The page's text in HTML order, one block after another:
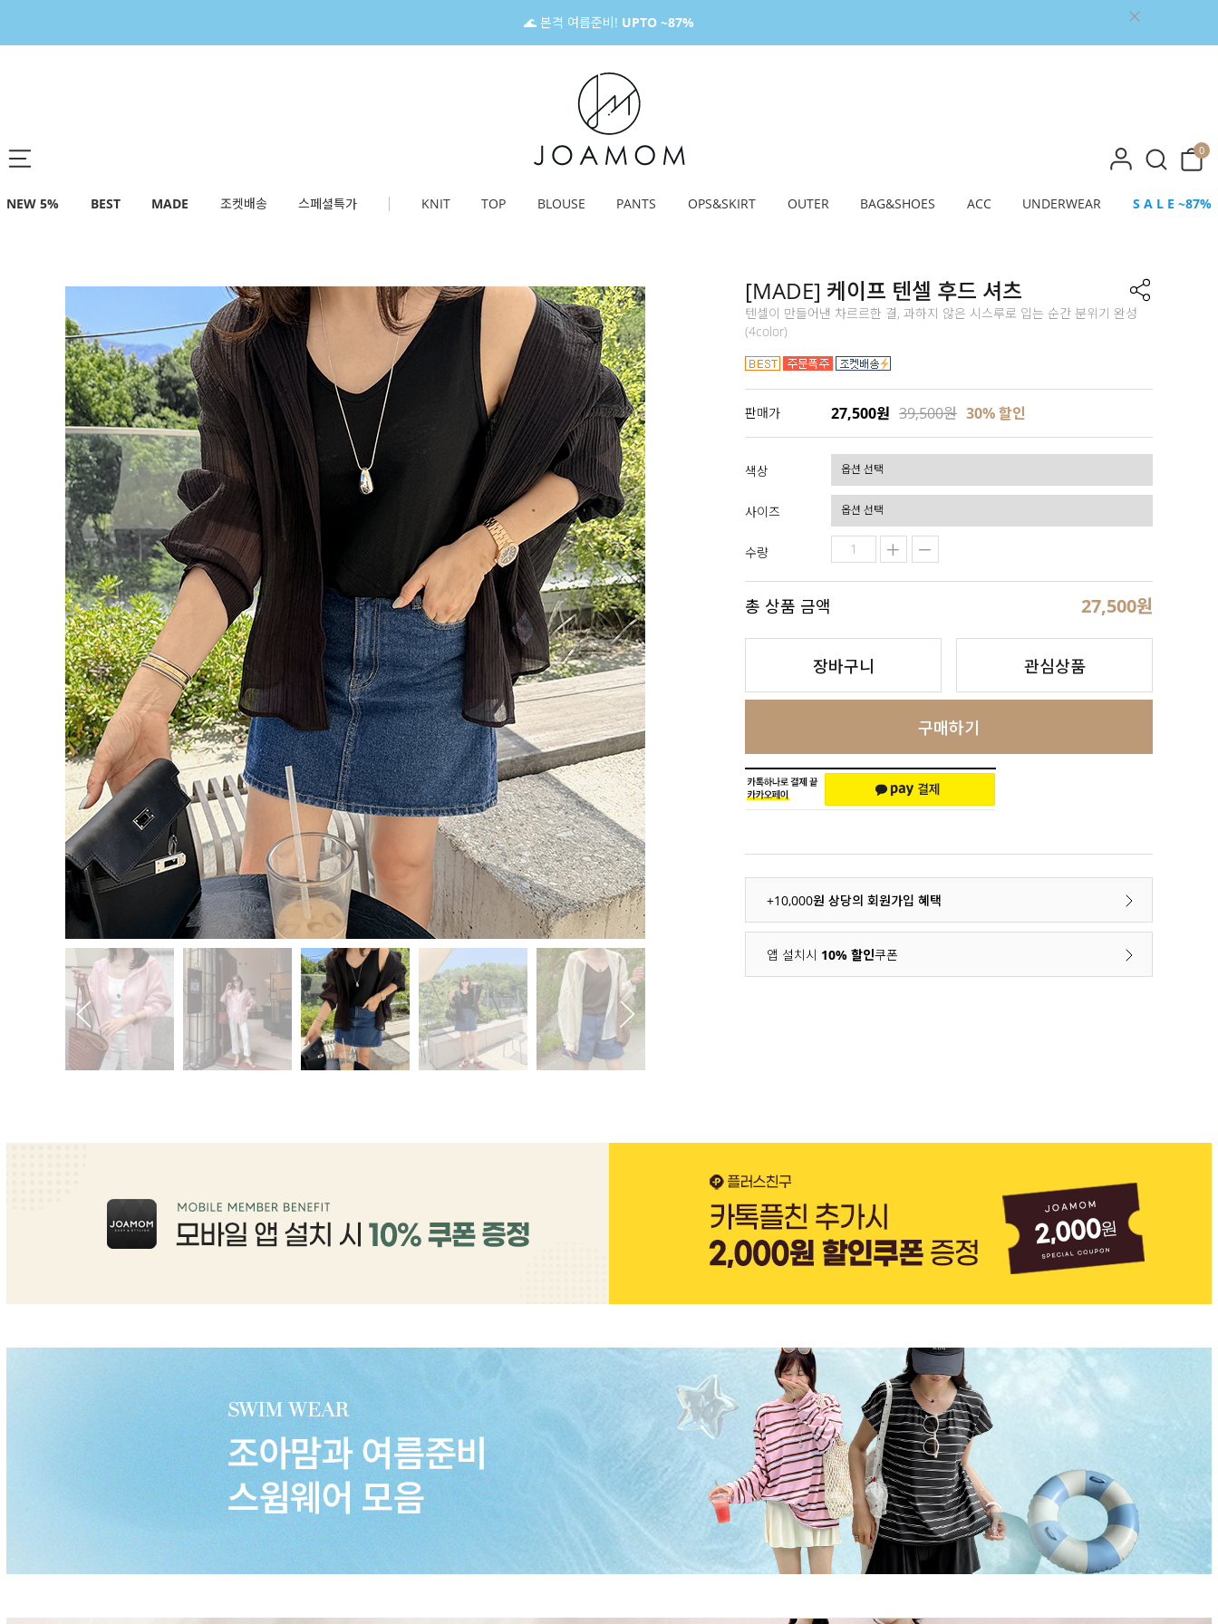
🌊 본격 여름준비! UPTO ~87%
0
NEW 5% BEST MADE 조켓배송 스페셜특가 KNIT TOP BLOUSE PANTS OPS&SKIRT OUTER BAG&SHOES ACC UNDERWEAR S A L E ~87%
[MADE] 케이프 텐셀 후드 셔츠
텐셀이 만들어낸 차르르한 결, 과하지 않은 시스루로 입는 순간 분위기 완성
(4color)
판매가 27,500원 39,500원 30% 할인
색상
사이즈
수량
총 상품 금액 27,500원
장바구니 관심상품
구매하기
+10,000원 상당의 회원가입 혜택
앱 설치시 10% 할인쿠폰